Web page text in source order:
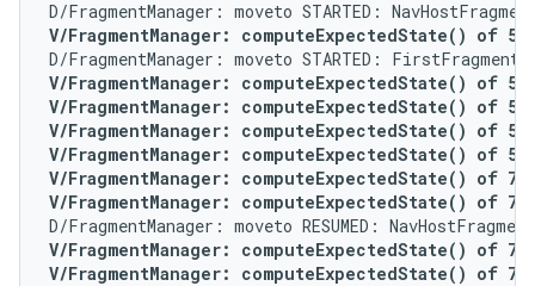
V/FragmentManager: computeExpectedState() of 5
V/FragmentManager: computeExpectedState() of 5
V/FragmentManager: computeExpectedState() of 5
V/FragmentManager: computeExpectedState() of 5
V/FragmentManager: computeExpectedState() of 5
V/FragmentManager: computeExpectedState() of 7
V/FragmentManager: computeExpectedState() of 7
V/FragmentManager: computeExpectedState() of 7
V/FragmentManager: computeExpectedState() of 7